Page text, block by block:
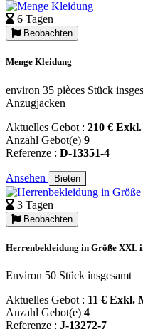
6 Tagen
Beobachten
Menge Kleidung
environ 35 pièces Stück
Anzugjacken
Aktuelles Gebot : 210 €
Anzahl Gebot(e) 9
Referenze : D-13351-4
Ansehen Bieten
3 Tagen
Beobachten
Herrenbekleidung in Größe XXL
Environ 50 Stück insgesamt
Aktuelles Gebot : 11 € Exkl.
Anzahl Gebot(e) 4
Referenze : J-13272-7